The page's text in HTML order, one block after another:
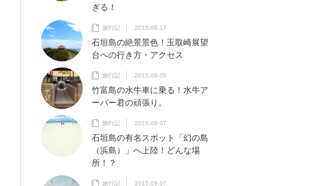
ぎる！
旅行記 2015.09.17
石垣島の絶景景色！玉取崎展望
台への行き方・アクセス
旅行記 2015.09.09
竹富島の水牛車に乗る！水牛ア
ーパー君の頑張り。
旅行記 2015.09.07
石垣島の有名スポット「幻の島
（浜島）」へ上陸！どんな場
所！？
旅行記 2015.09.07